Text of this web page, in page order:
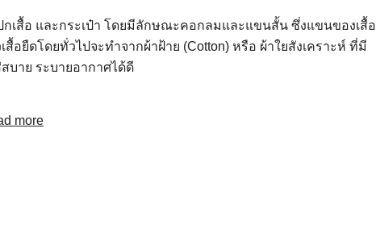
กเสื้อ และกระเป๋า โดยมีลักษณะคอกลมและแขนสั้น ซึ่งแขนของเสื้อ
อยืดโดยทั่วไปจะทำจากผ้าฝ้าย (Cotton) หรือ ผ้าใยสังเคราะห์ ที่มี
บาย ระบายอากาศได้ดี
more